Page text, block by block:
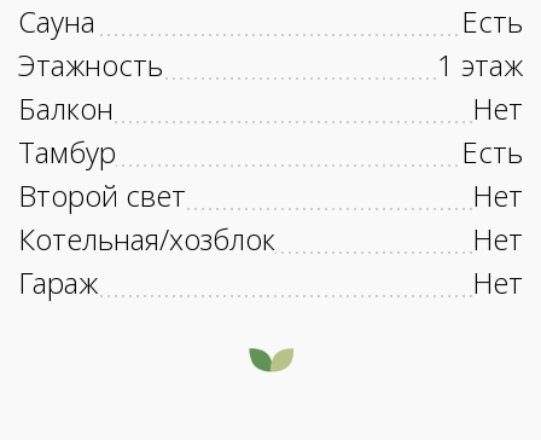
Сауна
Есть
Этажность
1 этаж
Балкон
Нет
Тамбур
Есть
Второй свет
Нет
Котельная/хозблок
Нет
Гараж
Нет